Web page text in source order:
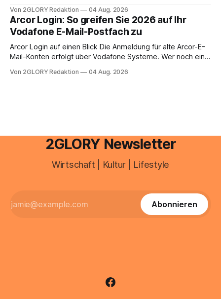
abwesenheiten und die gesamte kommunikation rund um
Ihr personal digital zu organisieren. In diesem Leitfaden
erfahren Sie alles, was Sie für einen reibungslosen Einstieg
brauchen, von der Registrierung
Von 2GLORY Redaktion 04 Aug. 2026
Arcor Login: So greifen Sie 2026 auf Ihr
Vodafone E-Mail-Postfach zu
Arcor Login auf einen Blick Die Anmeldung für alte Arcor-E-
Mail-Konten erfolgt über Vodafone Systeme. Wer noch eine
besitzt, loggt sich heute über das Vodafone E-Mail & Cloud
Von 2GLORY Redaktion 04 Aug. 2026
2GLORY Newsletter
Wirtschaft | Kultur | Lifestyle
Abonnieren